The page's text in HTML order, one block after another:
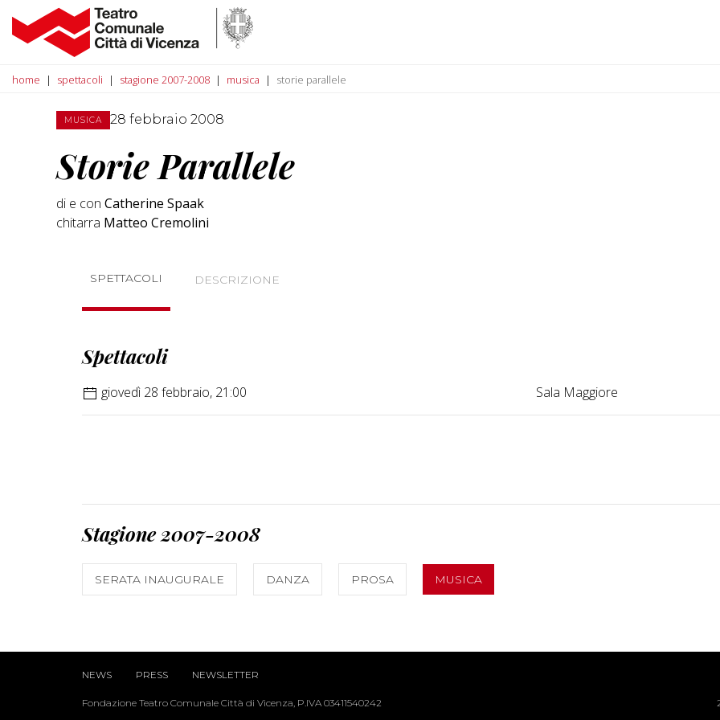
home spettacoli stagione 2007-2008 musica storie parallele
MUSICA 28 febbraio 2008
Storie Parallele
di e con Catherine Spaak
chitarra Matteo Cremolini
SPETTACOLI DESCRIZIONE
Spettacoli
giovedì 28 febbraio, 21:00 Sala Maggiore
Stagione 2007-2008
SERATA INAUGURALE DANZA PROSA MUSICA
NEWS PRESS NEWSLETTER
Fondazione Teatro Comunale Città di Vicenza, P.IVA 03411540242